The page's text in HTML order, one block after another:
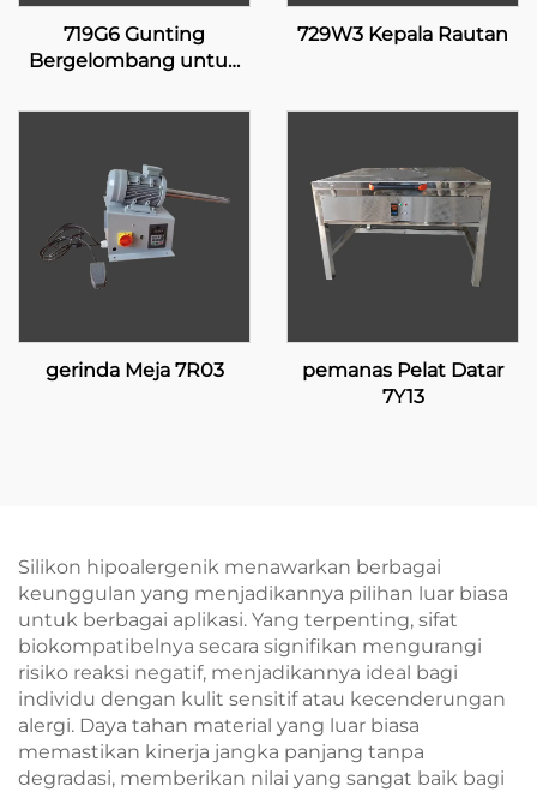
719G6 Gunting
Bergelombang untuk
729W3 Kepala Rautan
gerinda Meja 7R03
pemanas Pelat Datar
7Y13
Silikon hipoalergenik menawarkan berbagai
keunggulan yang menjadikannya pilihan luar biasa
untuk berbagai aplikasi. Yang terpenting, sifat
biokompatibelnya secara signifikan mengurangi
risiko reaksi negatif, menjadikannya ideal bagi
individu dengan kulit sensitif atau kecenderungan
alergi. Daya tahan material yang luar biasa
memastikan kinerja jangka panjang tanpa
degradasi, memberikan nilai yang sangat baik bagi